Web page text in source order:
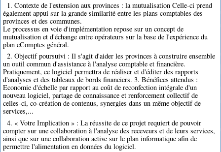
1. Contexte de l'extension aux provinces : la mutualisation Celle-ci prend
également appui sur la grande similarité entre les plans comptables des
provinces et des communes.
Le processus en voie d'implémentation repose sur un concept de
mutualisation et d'échange entre opérateurs sur la base de l'expérience du
plan eComptes général.
2. Objectif poursuivi : Il s'agit d'aider les provinces à construire ensemble
un outil commun d'assistance à l'analyse comptable et financière.
Pratiquement, ce logiciel permettra de réaliser et d'éditer des rapports
d'analyses et des tableaux de bords financiers. 3. Bénéfices attendus :
Economie d'échelle par rapport au coût de reconfection intégrale d'un
nouveau logiciel, partage de connaissance et renforcement collectif de
celles-ci, co-création de contenus, synergies dans un même objectif de
services,...
4. « Votre Implication » : La réussite de ce projet requiert de pouvoir
compter sur une collaboration à l'analyse des receveurs et de leurs services,
ainsi que sur une collaboration active sur le plan informatique afin de
permettre l'alimentation en données du logiciel.